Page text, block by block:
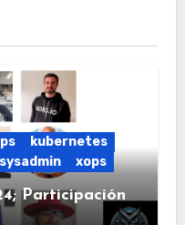
kubernetes
sysadmin xops
Participación